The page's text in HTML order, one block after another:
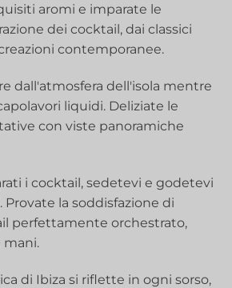
aromi e imparate le
dei cocktail, dai classici
contemporanee.
dall'atmosfera dell'isola mentre
liquidi. Deliziate le
con viste panoramiche
i cocktail, sedetevi e godetevi
Provate la soddisfazione di
perfettamente orchestrato,
mani.
di Ibiza si riflette in ogni sorso,